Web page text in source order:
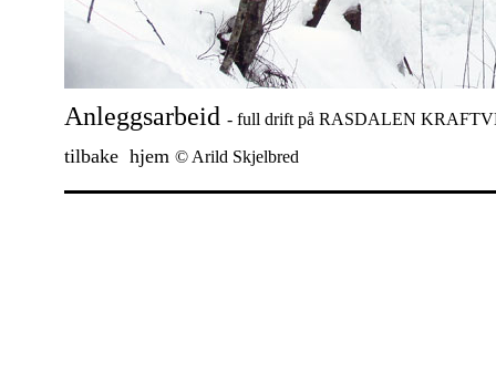
Anleggsarbeid - full drift på RASDALEN
tilbake hjem © Arild Skjelbred